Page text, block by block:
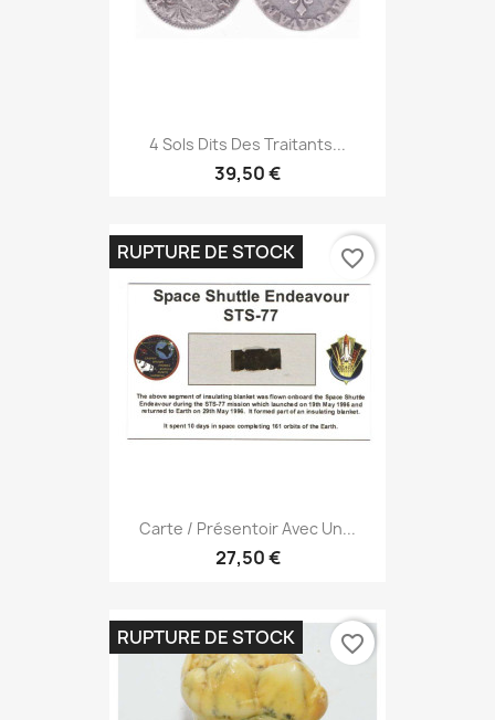
4 Sols Dits Des Traitants...
39,50 €
Carte / Présentoir Avec Un...
27,50 €
RUPTURE DE STOCK favorite_border
RUPTURE DE STOCK favorite_border